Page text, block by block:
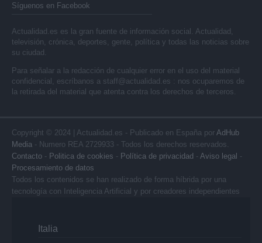
Síguenos en Facebook
Actualidad.es es la gran fuente de información social. Actualidad,
televisión, crónica, deportes, gente, política y todas las noticias sobre
su ciudad.
Para señalar a la redacción de cualquier error en el uso del material
confidencial, escríbanos a staff@actualidad.es : nos ocuparemos de
la retirada del material que atenta contra los derechos de terceros.
Copyright © 2024 | Actualidad.es - Publicado en España por AdHub
Media - Numero REA 2729933 - Todos los derechos reservados.
Contacto - Politica de cookies - Política de privacidad - Aviso legal -
Procesamiento de datos
Todos los contenidos se han realizado de forma híbrida por una
tecnología con Inteligencia Artificial y por creadores independientes
Italia